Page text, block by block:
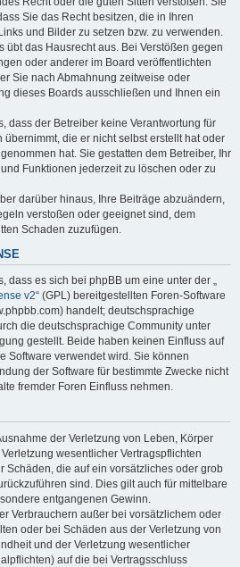
Sie das Recht besitzen, die in Ihren
und Bilder zu setzen bzw. zu verwenden.
übt das Hausrecht aus. Bei Verstößen gegen
oder anderer im Board veröffentlichten
Sie nach Abmahnung zeitweise oder
dieses Boards ausschließen und Ihnen ein
dass der Betreiber keine Verantwortung für
übernimmt, die er nicht selbst erstellt hat oder
hat. Sie gestatten dem Betreiber, Ihr
Funktionen jederzeit zu löschen oder zu
darüber hinaus, Ihre Beiträge abzuändern,
verstoßen oder geeignet sind, dem
Schaden zuzufügen.
dass es sich bei phpBB um eine unter der „
v2“ (GPL) bereitgestellten Foren-Software
handelt; deutschsprachige
die deutschsprachige Community unter
gestellt. Beide haben keinen Einfluss auf
Software verwendet wird. Sie können
der Software für bestimmte Zwecke nicht
fremder Foren Einfluss nehmen.
der Verletzung von Leben, Körper
wesentlicher Vertragspflichten
Schäden, die auf ein vorsätzliches oder grob
sind. Dies gilt auch für mittelbare
entgangenen Gewinn.
Verbrauchern außer bei vorsätzlichem oder
oder bei Schäden aus der Verletzung von
und der Verletzung wesentlicher
auf die bei Vertragsschluss